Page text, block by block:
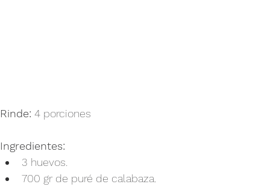
Rinde: 4 porciones
Ingredientes:
3 huevos.
700 gr de puré de calabaza.